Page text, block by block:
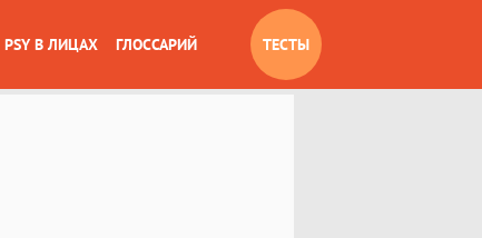
PSY В ЛИЦАХ ГЛОССАРИЙ ТЕСТЫ